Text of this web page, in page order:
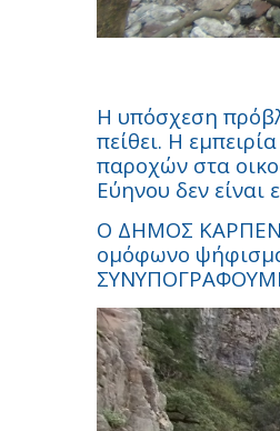
Η υπόσχεση
πείθει. Η
παροχών στα
Εύηνου δεν είναι
Ο ΔΗΜΟΣ
ομόφωνο ψήφισμα